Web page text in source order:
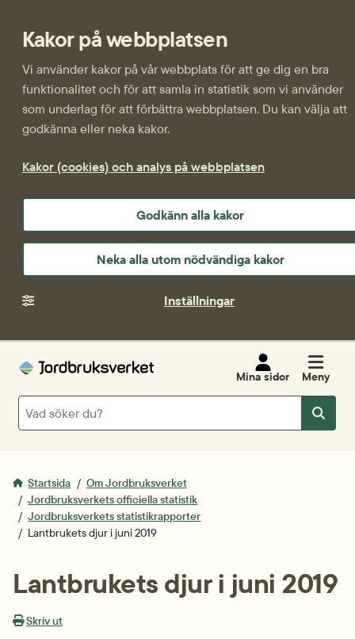
Kakor på webbplatsen
Vi använder kakor på vår webbplats för att ge dig en bra
funktionalitet och för att samla in statistik som vi använder
som underlag för att förbättra webbplatsen. Du kan välja att
godkänna eller neka kakor.
Kakor (cookies) och analys på webbplatsen
Godkänn alla kakor
Neka alla utom nödvändiga kakor
Inställningar
Mina sidor Meny
Sök
Sök
Startsida
Om Jordbruksverket
Jordbruksverkets officiella statistik
Jordbruksverkets statistikrapporter
Lantbrukets djur i juni 2019
Lantbrukets djur i juni 2019
Skriv ut